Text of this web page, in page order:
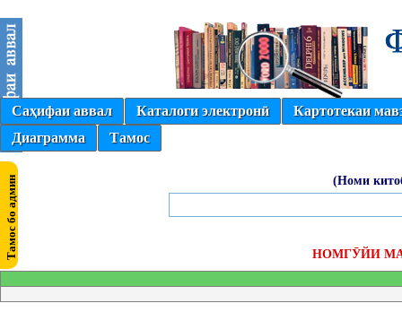
Саҳифаи аввал Каталоги электронӣ
Картотекаи
Диаграмма
Тамос
(Номи
НОМГӮЙИ